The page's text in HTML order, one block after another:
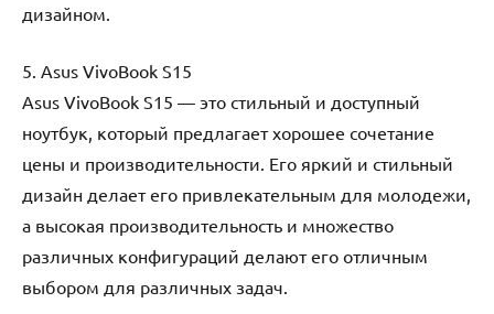
дизайном.
5. Asus VivoBook S15
Asus VivoBook S15 — это стильный и доступный
ноутбук, который предлагает хорошее сочетание
цены и производительности. Его яркий и стильный
дизайн делает его привлекательным для молодежи,
а высокая производительность и множество
различных конфигураций делают его отличным
выбором для различных задач.